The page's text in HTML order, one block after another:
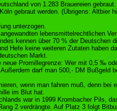
von 1.283 Brauereien
gebraut werden. (Übrigens: Altbier
unterzogen.
lebensmittelrechtlichen
kennen über 70 % der Deutschen
Hefe keine weiteren Zutaten haben
Markt.
Promillegrenze: Wer mit 0,5 ‰
darf man 500,- DM Bußgeld
wenn man fahren muß, denn bei
im Blut hat.
war in 1999 Krombacher Pils,
2 verdrängte. Auf Platz 3 folgt